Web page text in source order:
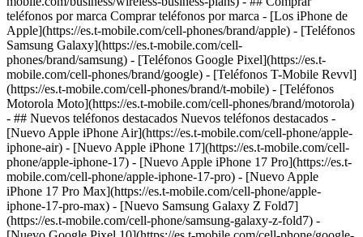
teléfonos por marca Comprar teléfonos por marca - [Los iPhone de
Apple](https://es.t-mobile.com/cell-phones/brand/apple) - [Teléfonos
Samsung Galaxy](https://es.t-mobile.com/cell-
phones/brand/samsung) - [Teléfonos Google Pixel](https://es.t-
mobile.com/cell-phones/brand/google) - [Teléfonos T-Mobile Revvl]
(https://es.t-mobile.com/cell-phones/brand/t-mobile) - [Teléfonos
Motorola Moto](https://es.t-mobile.com/cell-phones/brand/motorola)
- ## Nuevos teléfonos destacados Nuevos teléfonos destacados -
[Nuevo Apple iPhone Air](https://es.t-mobile.com/cell-phone/apple-
iphone-air) - [Nuevo Apple iPhone 17](https://es.t-mobile.com/cell-
phone/apple-iphone-17) - [Nuevo Apple iPhone 17 Pro](https://es.t-
mobile.com/cell-phone/apple-iphone-17-pro) - [Nuevo Apple
iPhone 17 Pro Max](https://es.t-mobile.com/cell-phone/apple-
iphone-17-pro-max) - [Nuevo Samsung Galaxy Z Fold7]
(https://es.t-mobile.com/cell-phone/samsung-galaxy-z-fold7) -